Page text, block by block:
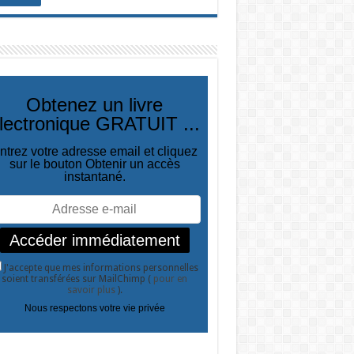
Obtenez un livre
GRATUIT ...
votre adresse email et cliquez
sur le bouton Obtenir un accès
instantané.
J'accepte que mes informations personnelles
soient transférées sur MailChimp ( pour en
savoir plus ).
Nous respectons votre vie privée